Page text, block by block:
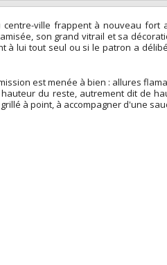
centre-ville frappent à nouveau fort
son grand vitrail et sa
à lui tout seul ou si le patron a
est menée à bien : allures
du reste, autrement dit de
à point, à accompagner d'une